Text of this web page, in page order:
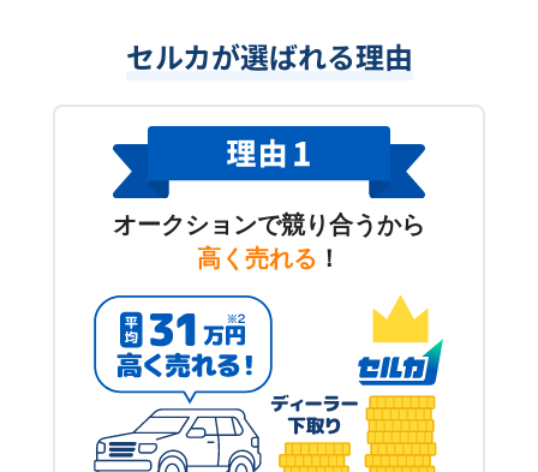
セルカが選ばれる理由
オークションで競り合うから
高く売れる ！